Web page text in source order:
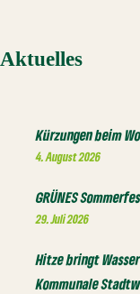
Aktuelles
Kürzungen beim
4. August 2026
GRÜNES
29. Juli 2026
Hitze bringt
Kommunale